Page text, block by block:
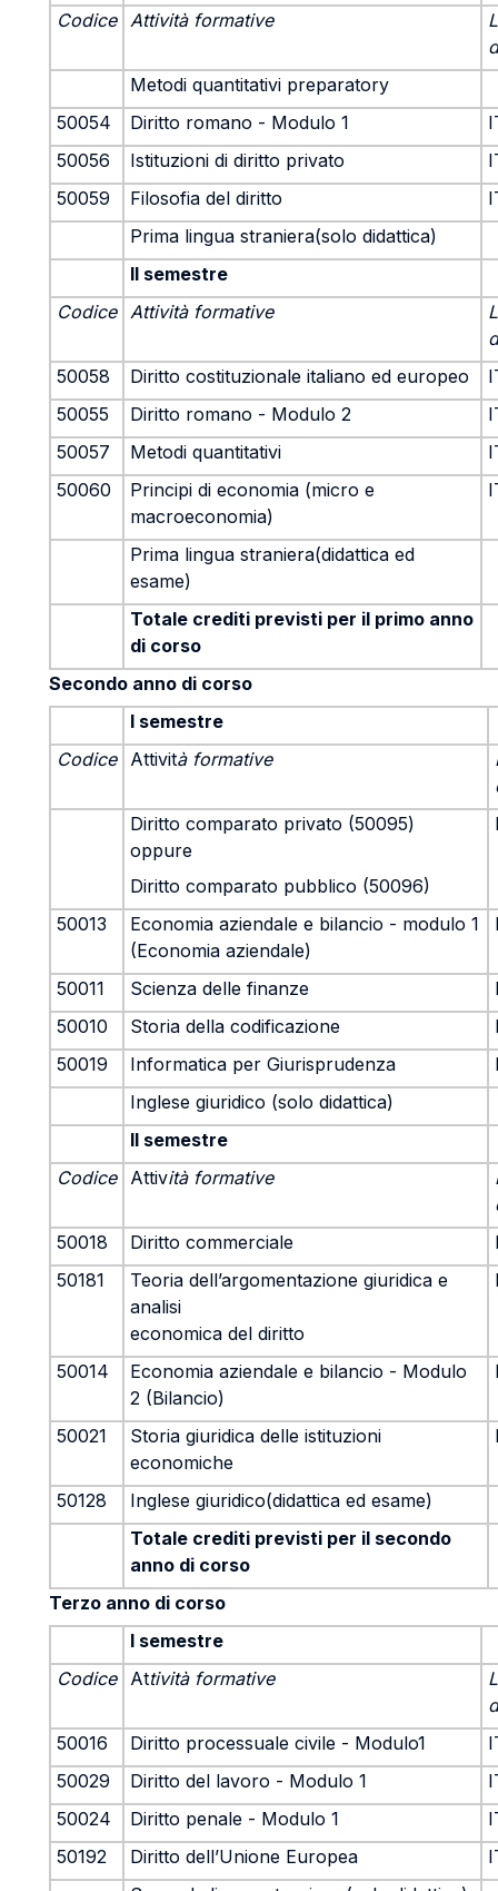
Codice Attività formative
Metodi quantitativi preparatory
50054
Diritto romano - Modulo 1
50056
Istituzioni di diritto privato
50059
Filosofia del diritto
Prima lingua straniera(solo didattica)
II semestre
Codice Attività formative
50058
Diritto costituzionale italiano ed europeo
50055
Diritto romano - Modulo 2
50057
Metodi quantitativi
50060
Principi di economia (micro e
macroeconomia)
Prima lingua straniera(didattica ed
esame)
Totale crediti previsti per il primo anno
di corso
Secondo anno di corso
I semestre
Codice
Attività formative
Diritto comparato privato (50095)
oppure
Diritto comparato pubblico (50096)
50013
Economia aziendale e bilancio - modulo 1
(Economia aziendale)
50011 Scienza delle finanze
50010
Storia della codificazione
50019
Informatica per Giurisprudenza
Inglese giuridico (solo didattica)
II semestre
Codice
Attività formative
50018
Diritto commerciale
50181
Teoria dell’argomentazione giuridica e
analisi
economica del diritto
50014
Economia aziendale e bilancio - Modulo
2 (Bilancio)
50021
Storia giuridica delle istituzioni
economiche
50128
Inglese giuridico(didattica ed esame)
Totale crediti previsti per il secondo
anno di corso
Terzo anno di corso
I semestre
Codice
Attività formative
50016
Diritto processuale civile - Modulo1
50029
Diritto del lavoro - Modulo 1
50024
Diritto penale - Modulo 1
50192
Diritto dell’Unione Europea